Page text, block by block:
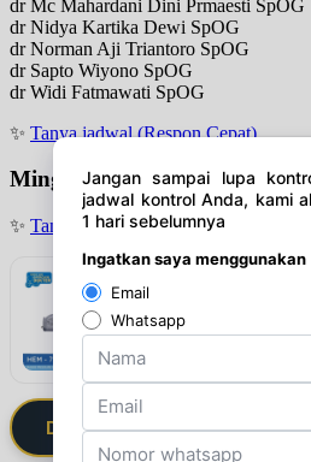
dr Mc Mahardani Dini Prmaesti SpOG
dr Nidya Kartika Dewi SpOG
dr Norman Aji Triantoro SpOG
dr Sapto Wiyono SpOG
dr Widi Fatmawati SpOG
✨ Tanya jadwal (Respon Cepat)
Minggu
✨ Tanya jadwal (Respon Cepat)
Lihat detail & harga →
Daftarkan Saya via Member VIP